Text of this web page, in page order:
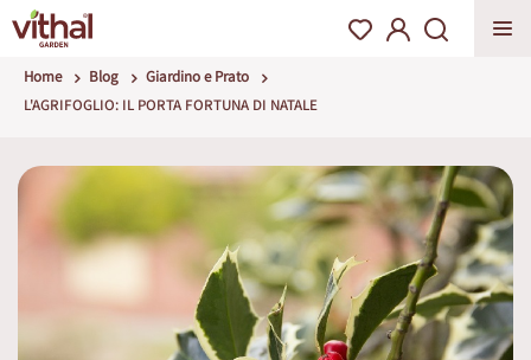
Home Blog
Giardino e Prato
L'AGRIFOGLIO: IL PORTA FORTUNA DI NATALE